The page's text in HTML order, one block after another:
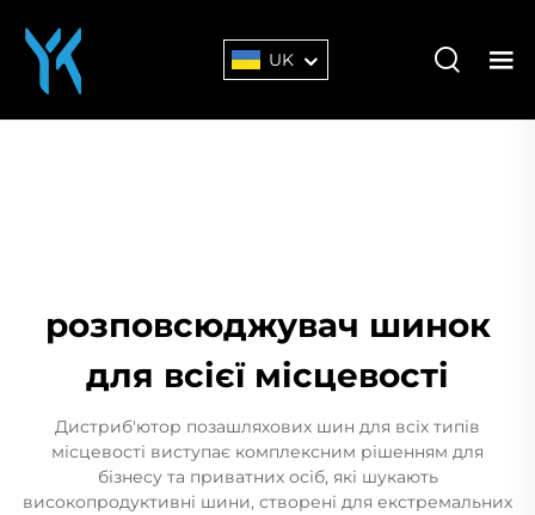
UK
розповсюджувач шинок
для всієї місцевості
Дистриб'ютор позашляхових шин для всіх типів
місцевості виступає комплексним рішенням для
бізнесу та приватних осіб, які шукають
високопродуктивні шини, створені для екстремальних